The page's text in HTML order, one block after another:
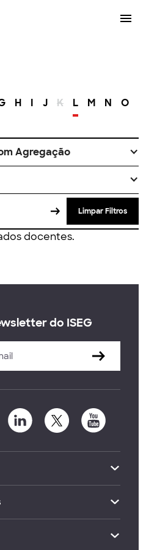
H I J K L M N O
Agregação
Limpar Filtros
docentes.
do ISEG